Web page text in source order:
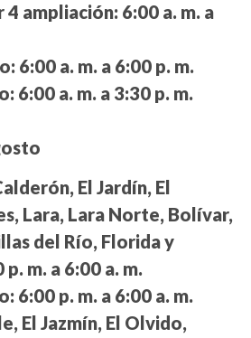
4 ampliación: 6:00 a. m. a
6:00 a. m. a 6:00 p. m.
6:00 a. m. a 3:30 p. m.
El Jardín, El
Lara, Lara Norte, Bolívar,
del Río, Florida y
p. m. a 6:00 a. m.
6:00 p. m. a 6:00 a. m.
El Jazmín, El Olvido,